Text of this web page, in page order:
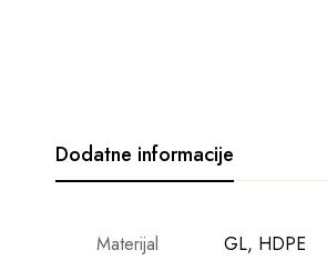
Dodatne informacije
Materijal
GL, HDPE